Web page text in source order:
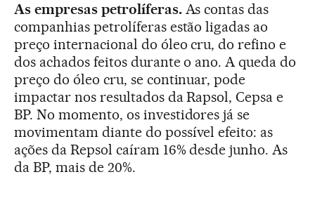
As empresas petrolíferas.As contas das
companhias petrolíferas estão ligadas ao
preço internacional do óleo cru, do refino e
dos achados feitos durante o ano. A queda do
preço do óleo cru, se continuar, pode
impactar nos resultados da Rapsol, Cepsa e
BP. No momento, os investidores já se
movimentam diante do possível efeito: as
ações da Repsol caíram 16% desde junho. As
da BP, mais de 20%.